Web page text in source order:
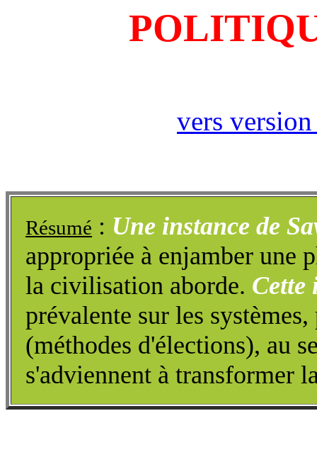
vers
Résumé : Une instance de
appropriée à enjamber une
la civilisation aborde. Cette
prévalente sur les
(méthodes d'élections), au
s'adviennent à transformer